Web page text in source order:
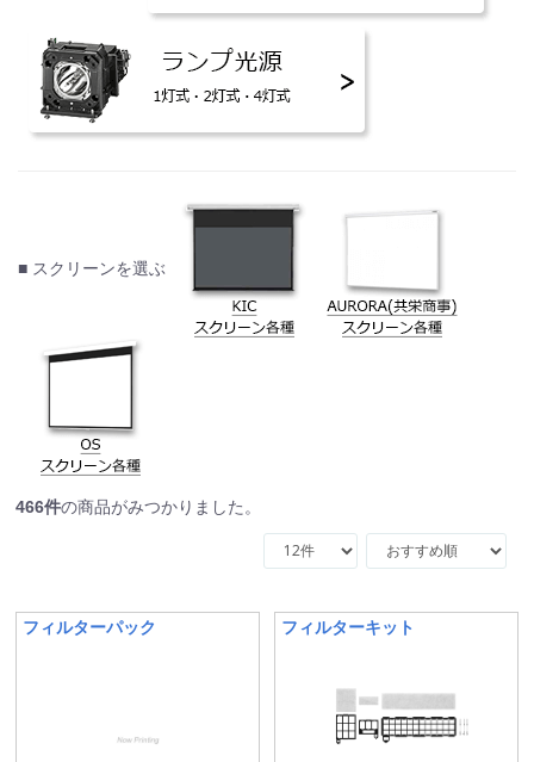
■ スクリーンを選ぶ
466件の商品がみつかりました。
フィルターパック フィルターキット